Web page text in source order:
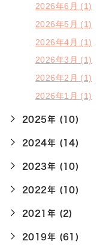
2026年6月 (1)
2026年5月 (1)
2026年4月 (1)
2026年3月 (1)
2026年2月 (1)
2026年1月 (1)
2025年 (10)
2024年 (14)
2023年 (10)
2022年 (10)
2021年 (2)
2019年 (61)